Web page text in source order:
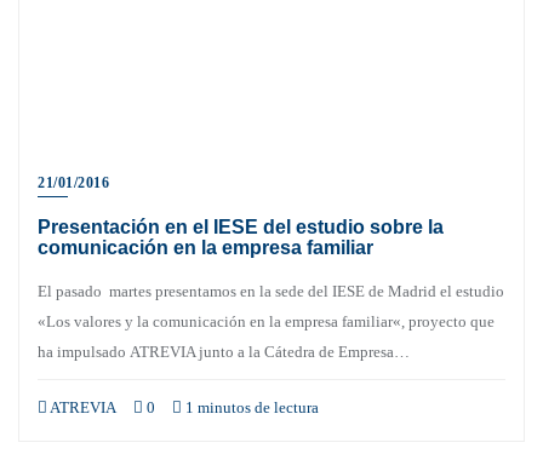
21/01/2016
Presentación en el IESE del estudio sobre la
comunicación en la empresa familiar
El pasado martes presentamos en la sede del IESE de Madrid el estudio
«Los valores y la comunicación en la empresa familiar«, proyecto que
ha impulsado ATREVIA junto a la Cátedra de Empresa…
ATREVIA 0 1 minutos de lectura